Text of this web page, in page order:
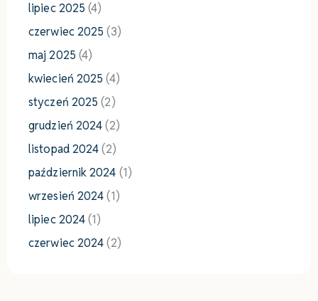
lipiec 2025 (4)
czerwiec 2025 (3)
maj 2025 (4)
kwiecień 2025 (4)
styczeń 2025 (2)
grudzień 2024(2)
listopad 2024(2)
październik 2024 (1)
wrzesień 2024(1)
lipiec 2024(1)
czerwiec 2024(2)